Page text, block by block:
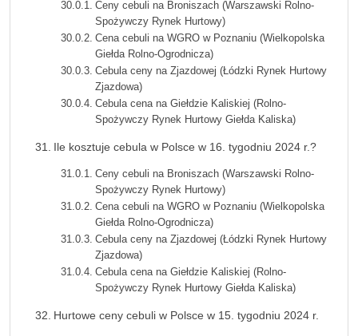
Ceny cebuli na Broniszach (Warszawski Rolno-
Spożywczy Rynek Hurtowy)
Cena cebuli na WGRO w Poznaniu (Wielkopolska
Giełda Rolno-Ogrodnicza)
Cebula ceny na Zjazdowej (Łódzki Rynek Hurtowy
Zjazdowa)
Cebula cena na Giełdzie Kaliskiej (Rolno-
Spożywczy Rynek Hurtowy Giełda Kaliska)
Ile kosztuje cebula w Polsce w 16. tygodniu 2024 r.?
Ceny cebuli na Broniszach (Warszawski Rolno-
Spożywczy Rynek Hurtowy)
Cena cebuli na WGRO w Poznaniu (Wielkopolska
Giełda Rolno-Ogrodnicza)
Cebula ceny na Zjazdowej (Łódzki Rynek Hurtowy
Zjazdowa)
Cebula cena na Giełdzie Kaliskiej (Rolno-
Spożywczy Rynek Hurtowy Giełda Kaliska)
Hurtowe ceny cebuli w Polsce w 15. tygodniu 2024 r.